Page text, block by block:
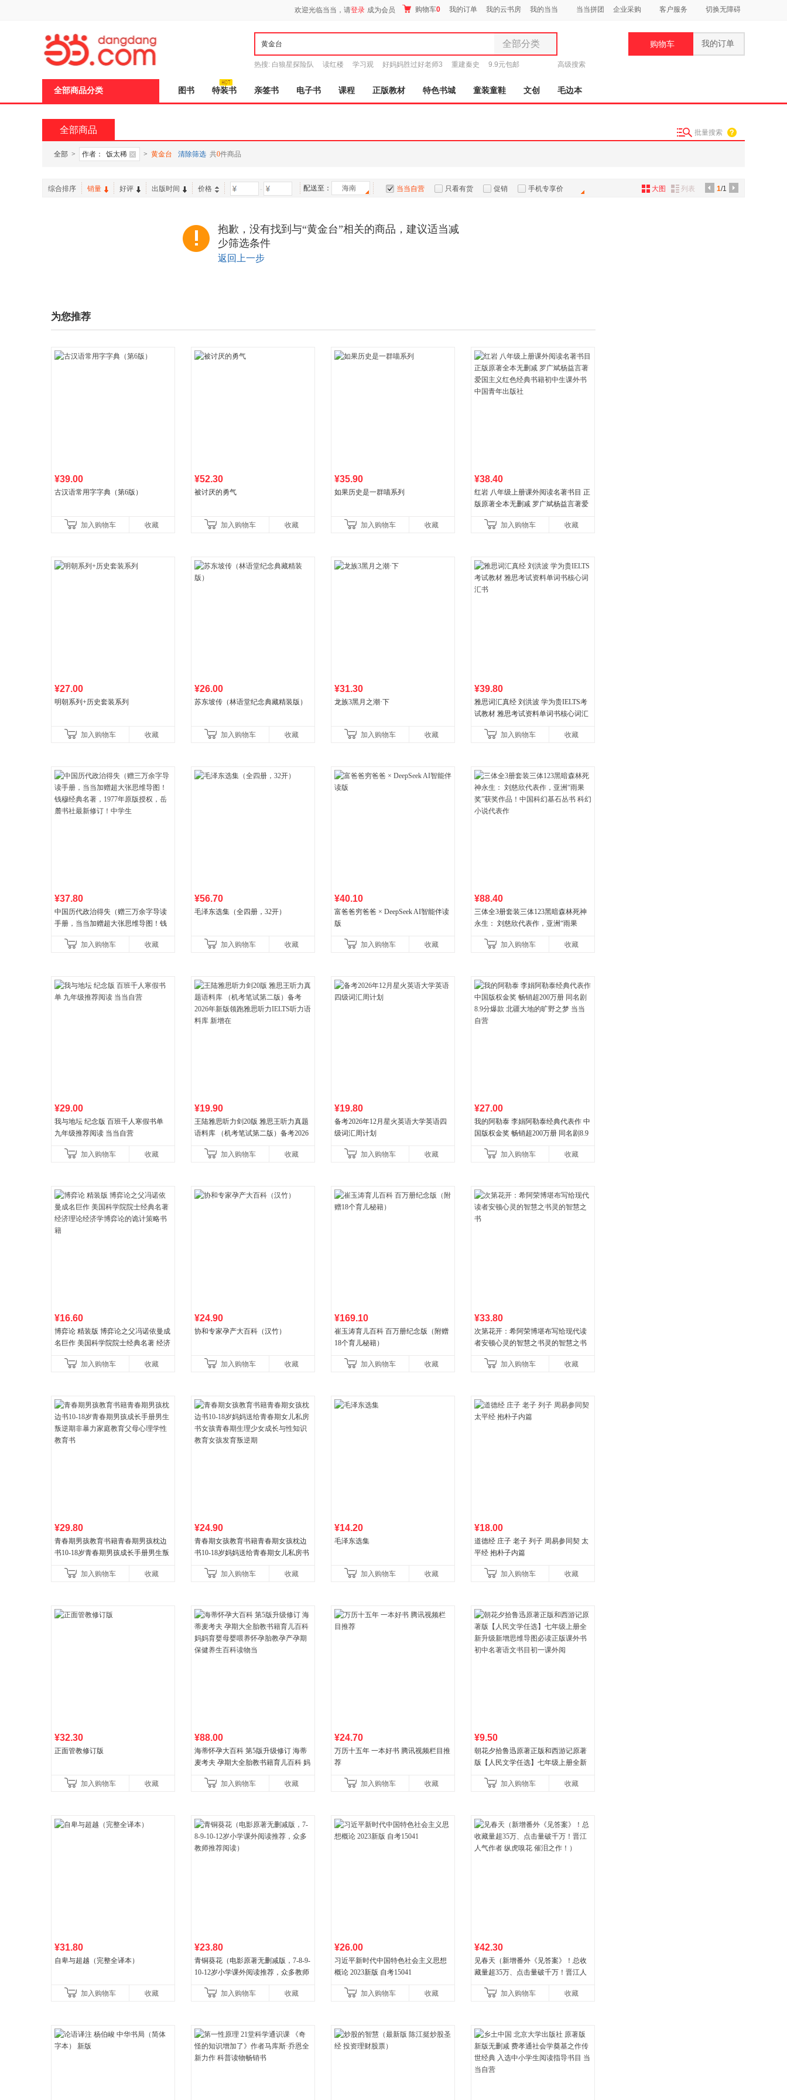
欢迎光临当当，请登录 成为会员 购物车0 我的订单 我的云书房 我的当当 当当拼团 企业采购 客户服务 切换无障碍
全部分类
全部分类
图书
电子书
孕婴服饰
数码影音
电脑办公
大家电
热搜: 白狼星探险队 读红楼 学习观 好妈妈胜过好老师3 重建秦史 9.9元包邮 高级搜索
购物车 我的订单
全部商品分类 图书 特装书 亲签书 电子书 课程 正版教材 特色书城 童装童鞋 文创 毛边本
全部商品 批量搜索
全部 > 作者： 饭太稀 > 黄金台 清除筛选 共0件商品
综合排序 销量 好评 出版时间 价格 - 配送至： 海南 当当自营 只看有货 促销 手机专享价 1/1
大图 列表
抱歉，没有找到与“黄金台”相关的商品，建议适当减
少筛选条件
返回上一步
为您推荐
¥39.00
古汉语常用字字典（第6版）
加入购物车 收藏
¥52.30
被讨厌的勇气
加入购物车 收藏
¥35.90
如果历史是一群喵系列
加入购物车 收藏
¥38.40
红岩 八年级上册课外阅读名著书目 正
版原著全本无删减 罗广斌杨益言著爱
国青年出版社加入购物车 收藏
¥27.00
明朝系列+历史套装系列
加入购物车 收藏
¥26.00
苏东坡传（林语堂纪念典藏精装版）
加入购物车 收藏
¥31.30
龙族3黑月之潮·下
加入购物车 收藏
¥39.80
雅思词汇真经 刘洪波 学为贵IELTS考
试教材 雅思考试资料单词书核心词汇
加入购物车
收藏
¥37.80
中国历代政治得失（赠三万余字导读
手册，当当加赠超大张思维导图！钱
书社最新修订！中学生
加入购物车 收藏
¥56.70
毛泽东选集（全四册，32开）
加入购物车 收藏
¥40.10
富爸爸穷爸爸 × DeepSeek AI智能伴读
版
加入购物车 收藏
¥88.40
三体全3册套装三体123黑暗森林死神
永生： 刘慈欣代表作，亚洲“雨果
小说代表作加入购物车 收藏
¥29.00
我与地坛 纪念版 百班千人寒假书单
九年级推荐阅读 当当自营
加入购物车 收藏
¥19.90
王陆雅思听力剑20版 雅思王听力真题
语料库 （机考笔试第二版）备考2026
新增在
加入购物车 收藏
¥19.80
备考2026年12月星火英语大学英语四
级词汇周计划
加入购物车 收藏
¥27.00
我的阿勒泰 李娟阿勒泰经典代表作 中
国版权金奖 畅销超200万册 同名剧8.9
加入购物车
收藏
¥16.60
博弈论 精装版 博弈论之父冯诺依曼成
名巨作 美国科学院院士经典名著 经济
加入购物车
收藏
¥24.90
协和专家孕产大百科（汉竹）
加入购物车 收藏
¥169.10
崔玉涛育儿百科 百万册纪念版（附赠
18个育儿秘籍）
加入购物车 收藏
¥33.80
次第花开：希阿荣博堪布写给现代读
者安顿心灵的智慧之书灵的智慧之书
加入购物车 收藏
¥29.80
青春期男孩教育书籍青春期男孩枕边
书10-18岁青春期男孩成长手册男生叛
育书
加入购物车 收藏
¥24.90
青春期女孩教育书籍青春期女孩枕边
书10-18岁妈妈送给青春期女儿私房书
育女孩发育叛逆期
加入购物车 收藏
¥14.20
毛泽东选集
加入购物车 收藏
¥18.00
道德经 庄子 老子 列子 周易参同契 太
平经 抱朴子内篇
加入购物车 收藏
¥32.30
正面管教修订版
加入购物车 收藏
¥88.00
海蒂怀孕大百科 第5版升级修订 海蒂
麦考夫 孕期大全胎教书籍育儿百科 妈
健养生百科读物当
加入购物车 收藏
¥24.70
万历十五年 一本好书 腾讯视频栏目推
荐
加入购物车 收藏
¥9.50
朝花夕拾鲁迅原著正版和西游记原著
版【人民文学任选】七年级上册全新
中名著语文书目初一课外阅
加入购物车 收藏
¥31.80
自卑与超越（完整全译本）
加入购物车 收藏
¥23.80
青铜葵花（电影原著无删减版，7-8-9-
10-12岁小学课外阅读推荐，众多教师
加入购物车
收藏
¥26.00
习近平新时代中国特色社会主义思想
概论 2023新版 自考15041
加入购物车 收藏
¥42.30
见春天（新增番外《见答案》！总收
藏量超35万、点击量破千万！晋江人
加入购物车
收藏
页